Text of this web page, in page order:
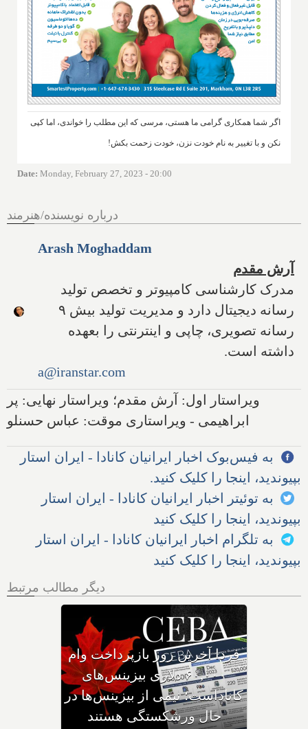
اگر شما همکاری گرامی ما هستی، مرسی که این مطلب را خواندی، اما کپی
نکن و با تغییر به نام خودت نزن، خودت زحمت بکش!
Date: Monday, February 27, 2023 - 20:00
درباره نویسنده/هنرمند
Arash Moghaddam
آرش مقدم
مدرک کارشناسی کامپیوتر و تخصص تولید
رسانه دیجیتال دارد و مدیریت تولید بیش ۹
رسانه تصویری، چاپی و اینترنتی را بعهده
داشته است.
a@iranstar.com
ویراستار اول: آرش مقدم؛ ویراستار نهایی: پر
ابراهیمی - ویراستاری موقت: عباس حسنلو
به فیس‌بوک اخبار ایرانیان کانادا - ایران استار
بپیوندید، اینجا را کلیک کنید.
به توئیتر اخبار ایرانیان کانادا - ایران استار
بپیوندید، اینجا را کلیک کنید
به تلگرام اخبار ایرانیان کانادا - ایران استار
بپیوندید، اینجا را کلیک کنید
دیگر مطالب مرتبط
وزیر مهاجرت: کانادا ویزاهای
توریستی و دانشجویی کمتری
صادر می‌کند